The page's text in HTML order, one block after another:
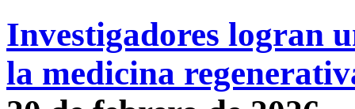
Investigadores logran
la medicina